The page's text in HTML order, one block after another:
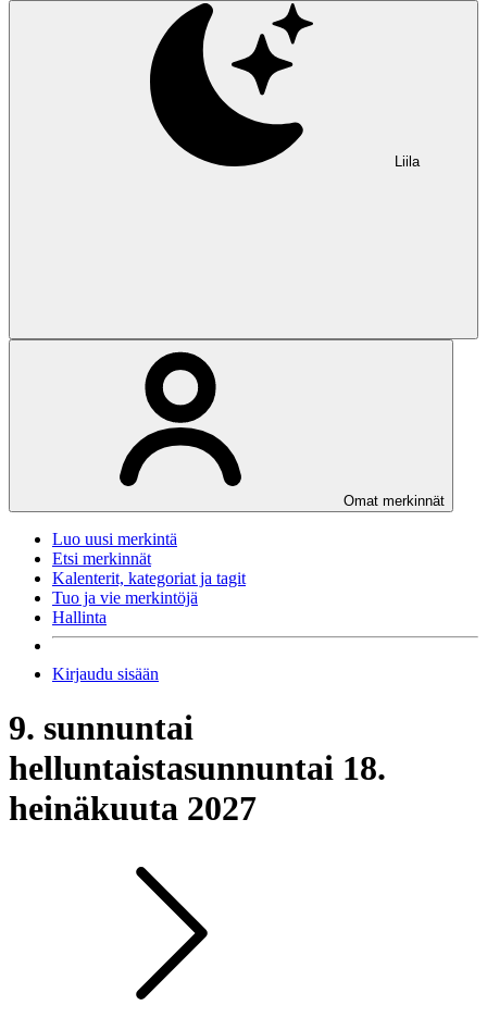
Liila
Omat merkinnät
Luo uusi merkintä
Etsi merkinnät
Kalenterit, kategoriat ja tagit
Tuo ja vie merkintöjä
Hallinta
Kirjaudu sisään
9. sunnuntai
helluntaistasunnuntai 18.
heinäkuuta 2027